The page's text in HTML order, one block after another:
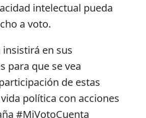
intelectual pueda
a voto.
en sus
para que se vea
de estas
política con acciones
#MiVotoCuenta